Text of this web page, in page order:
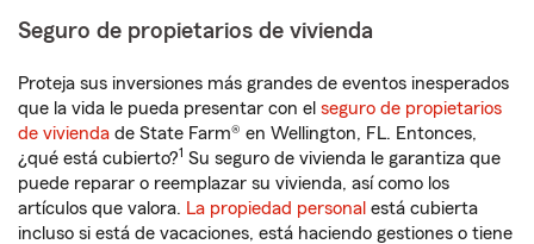
Seguro de propietarios de vivienda
Proteja sus inversiones más grandes de eventos inesperados
que la vida le pueda presentar con el seguro de propietarios
de vivienda de State Farm® en Wellington, FL. Entonces,
¿qué está cubierto?1 Su seguro de vivienda le garantiza que
puede reparar o reemplazar su vivienda, así como los
artículos que valora. La propiedad personal está cubierta
incluso si está de vacaciones, está haciendo gestiones o tiene